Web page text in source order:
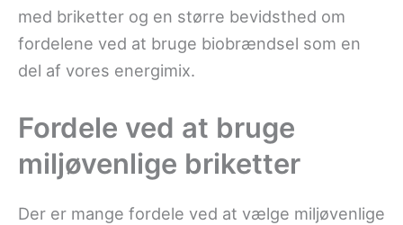
med briketter og en større bevidsthed om
fordelene ved at bruge biobrændsel som en
del af vores energimix.
Fordele ved at bruge
miljøvenlige briketter
Der er mange fordele ved at vælge miljøvenlige